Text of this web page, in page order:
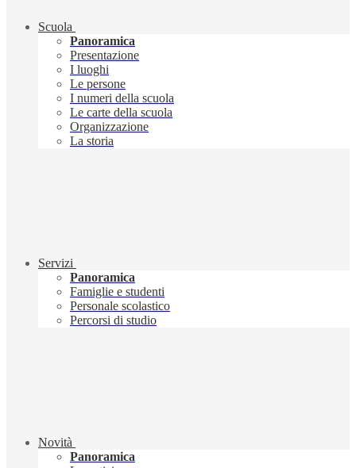
Scuola
Panoramica
Presentazione
I luoghi
Le persone
I numeri della scuola
Le carte della scuola
Organizzazione
La storia
Servizi
Panoramica
Famiglie e studenti
Personale scolastico
Percorsi di studio
Novità
Panoramica